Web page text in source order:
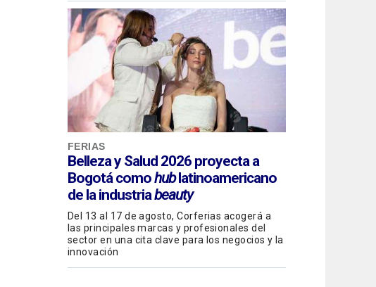
FERIAS
Belleza y Salud 2026 proyecta a
Bogotá comohublatinoamericano
de la industriabeauty
Del 13 al 17 de agosto, Corferias acogerá a
las principales marcas y profesionales del
sector en una cita clave para los negocios y la
innovación